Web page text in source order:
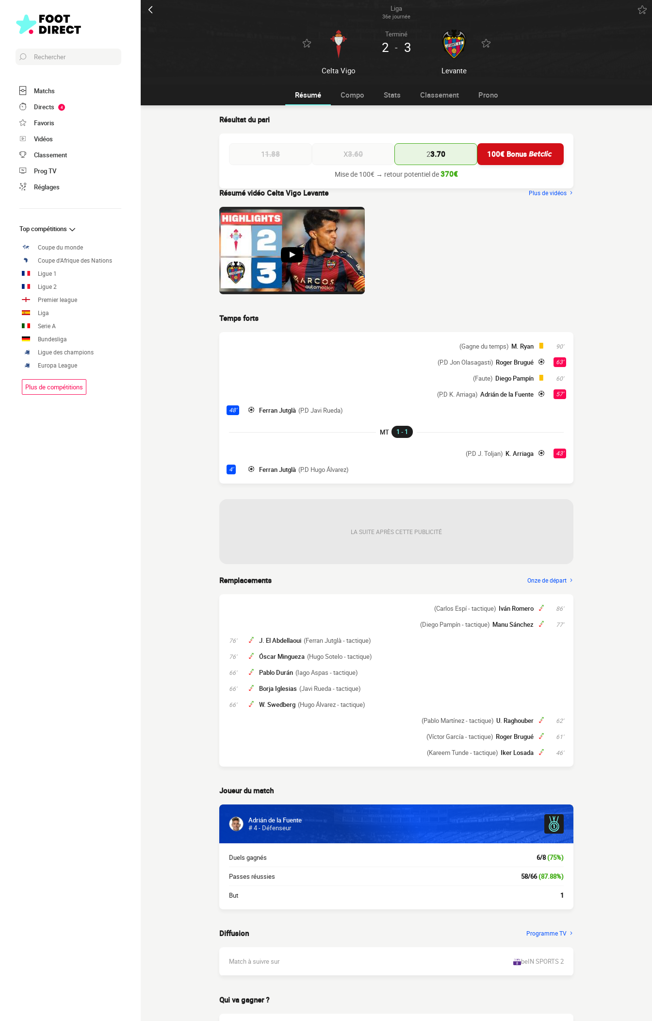
Liga
36e journée
Celta Vigo
Terminé
2 - 3
Levante
Rechercher
Matchs
Directs
4
Favoris
Vidéos
Classement
Prog TV
Réglages
Top compétitions
Coupe du monde
Coupe d'Afrique des Nations
Ligue 1
Ligue 2
Premier league
Liga
Serie A
Bundesliga
Ligue des champions
Europa League
Plus de compétitions
Résumé Compo Stats Classement Prono
Résultat du pari
11.88 X3.60 23.70 100€ Bonus
Mise de 100€ → retour potentiel de370€
Résumé vidéo Celta Vigo Levante
Plus de vidéos
Temps forts
90'
M. Ryan
(Gagne du temps)
63'
Roger Brugué
(P.D Jon Olasagasti)
60'
Diego Pampín
(Faute)
57'
Adrián de la Fuente
(P.D K. Arriaga)
48' Ferran Jutglà (P.D Javi Rueda)
MT 1 - 1
43'
K. Arriaga
(P.D J. Toljan)
4' Ferran Jutglà (P.D Hugo Álvarez)
LA SUITE APRÈS CETTE PUBLICITÉ
Remplacements Onze de départ
86'
Iván Romero
(Carlos Espí - tactique)
77'
Manu Sánchez
(Diego Pampín - tactique)
76' J. El Abdellaoui (Ferran Jutglà - tactique)
76' Óscar Mingueza (Hugo Sotelo - tactique)
66' Pablo Durán (Iago Aspas - tactique)
66' Borja Iglesias (Javi Rueda - tactique)
66' W. Swedberg (Hugo Álvarez - tactique)
62'
U. Raghouber
(Pablo Martínez - tactique)
61'
Roger Brugué
(Víctor García - tactique)
46'
Iker Losada
(Kareem Tunde - tactique)
Joueur du match
Adrián de la Fuente
# 4 - Défenseur
Duels gagnés 6/8(75%)
Passes réussies 58/66(87.88%)
But 1
Diffusion Programme TV
Match à suivre sur beIN SPORTS 2
Qui va gagner ?